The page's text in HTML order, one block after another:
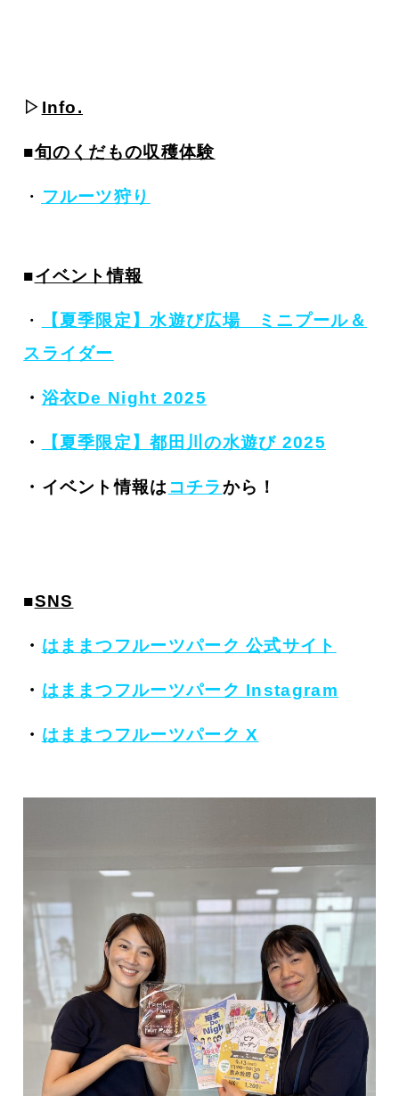
▷ Info.
■旬のくだもの収穫体験
・ フルーツ狩り
■イベント情報
・
【夏季限定】水遊び広場 ミニプール＆
スライダー
・ 浴衣De Night 2025
・ 【夏季限定】都田川の水遊び 2025
・イベント情報は コチラから！
■SNS
・ はままつフルーツパーク 公式サイト
・ はままつフルーツパーク Instagram
・ はままつフルーツパーク X